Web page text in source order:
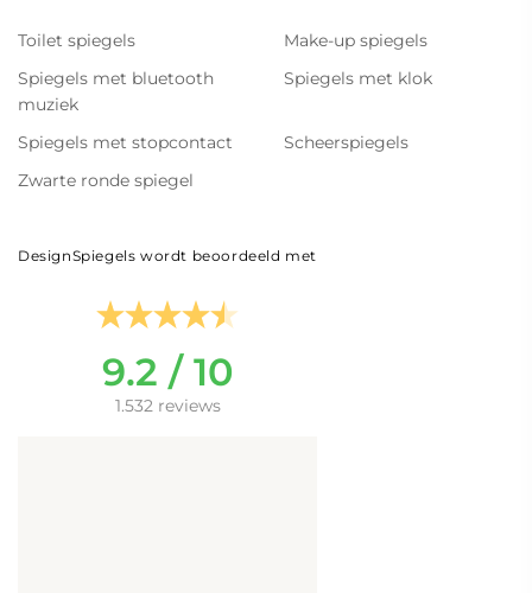
Toilet spiegels
Make-up spiegels
Spiegels met bluetooth
muziek
Spiegels met klok
Spiegels met stopcontact
Scheerspiegels
Zwarte ronde spiegel
DesignSpiegels wordt beoordeeld met
9.2 / 10
1.532 reviews